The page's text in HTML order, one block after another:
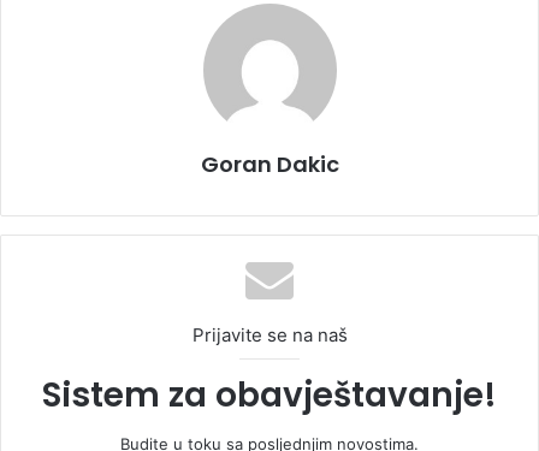
Goran Dakic
Prijavite se na naš
Sistem za obavještavanje!
Budite u toku sa posljednjim novostima.